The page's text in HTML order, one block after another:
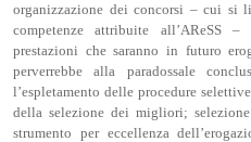
organizzazione dei concorsi – cui si
competenze attribuite all’AReSS
prestazioni che saranno in futuro
perverrebbe alla paradossale
l’espletamento delle procedure
della selezione dei migliori;
strumento per eccellenza